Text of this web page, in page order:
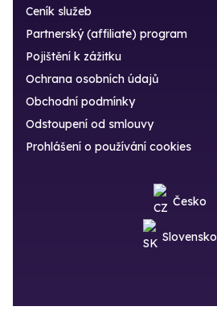
Ceník služeb
Partnerský (affiliate) program
Pojištění k zážitku
Ochrana osobních údajů
Obchodní podmínky
Odstoupení od smlouvy
Prohlášení o používání cookies
Česko
Slovensko